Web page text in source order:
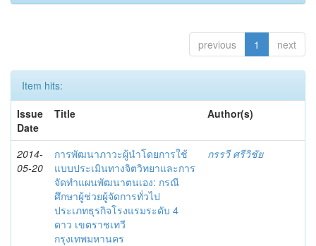
previous 1 next
Item hits:
Issue
Date
Title Author(s)
2014-
05-20
การพัฒนาภาวะผู้นำโดยการใช้
แบบประเมินทางจิตวิทยาและการ
จัดทำแผนพัฒนาตนเอง: กรณี
ศึกษาผู้ช่วยผู้จัดการทั่วไป
ประเภทธุรกิจโรงแรมระดับ 4
ดาว เขตราชเทวี
กรุงเทพมหานคร
กรรวี ศรีวิชัย